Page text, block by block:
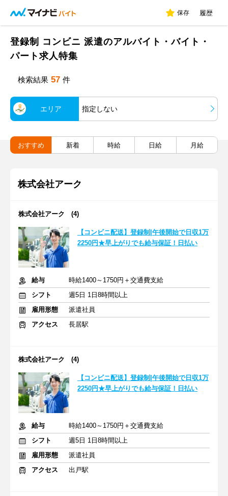
保存 履歴
登録制 コンビニ 派遣のアルバイト・バイト・
パート求人特集
検索結果 57 件
エリア 指定しない
おすすめ 新着 時給 日給 月給
株式会社アーク
株式会社アーク (4)
【コンビニ配送】登録制|午後開始で日収1万
2250円★早上がりでも給与保証！日払い
給与
時給1400～1750円＋交通費支給
シフト
週5日 1日8時間以上
雇用形態
派遣社員
アクセス
長居駅
株式会社アーク (4)
【コンビニ配送】登録制|午後開始で日収1万
2250円★早上がりでも給与保証！日払い
給与
時給1400～1750円＋交通費支給
シフト
週5日 1日8時間以上
雇用形態
派遣社員
アクセス
出戸駅